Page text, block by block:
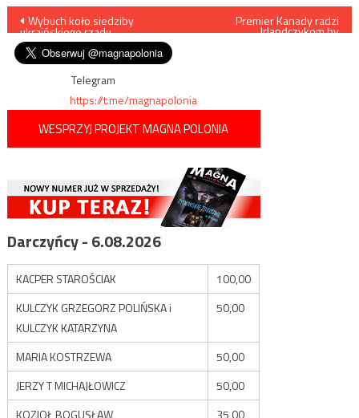
Nawigacja
wpisu
Wybuch koło siedziby
ukraińskiego rządu
Premier Kanady radzi
Irlandczykom by
Telegram
https://t.me/magnapolonia
WESPRZYJ PROJEKT MAGNA POLONIA
Darczyńcy - 6.08.2026
KACPER STAROŚCIAK
100,00
KULCZYK GRZEGORZ POLIŃSKA i
KULCZYK KATARZYNA
50,00
MARIA KOSTRZEWA
50,00
JERZY T MICHAJŁOWICZ
50,00
KOZIOŁ BOGUSŁAW
35,00